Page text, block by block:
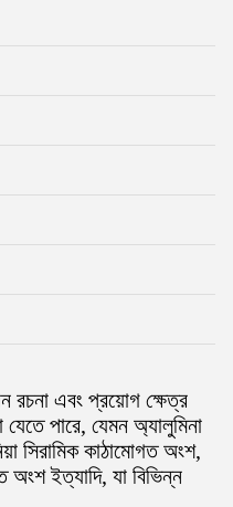
রচনা এবং প্রয়োগ ক্ষেত্র
পারে, যেমন অ্যালুমিনা
সিরামিক কাঠামোগত অংশ,
অংশ ইত্যাদি, যা বিভিন্ন